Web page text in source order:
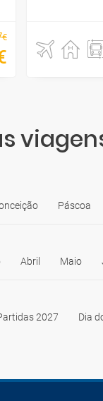
€
Páscoa
Abril Maio
2027 Dia